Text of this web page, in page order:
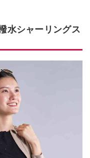
水シャーリングス